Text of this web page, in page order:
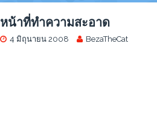
หน้าที่ทำความสะอาด
4 มิถุนายน 2008 BezaTheCat